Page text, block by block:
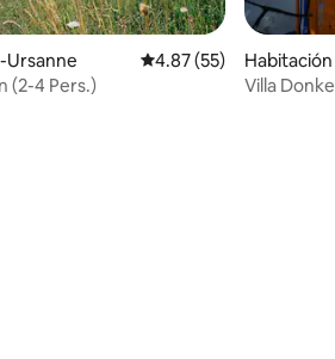
Ursanne Calificación promedio:
4.87 (55)
(2-4 Pers.)
heim
Villa